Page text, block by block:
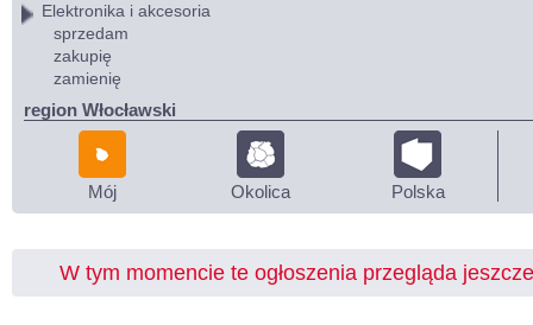
Elektronika i akcesoria
sprzedam
zakupię
zamienię
region Włocławski
Mój Okolica Polska
W tym momencie te ogłoszenia przegląda